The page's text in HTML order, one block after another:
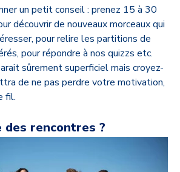
un petit conseil : prenez 15 à 30
découvrir de nouveaux morceaux qui
pour relire les partitions de
pour répondre à nos quizzs etc.
sûrement superficiel mais croyez-
de ne pas perdre votre motivation,
fil.
des rencontres ?